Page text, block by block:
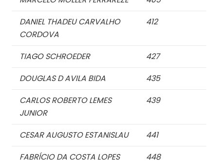
DANIEL THADEU CARVALHO
CORDOVA
412
TIAGO SCHROEDER
427
DOUGLAS D AVILA BIDA
435
CARLOS ROBERTO LEMES
JUNIOR
439
CESAR AUGUSTO ESTANISLAU
441
FABRÍCIO DA COSTA LOPES
448